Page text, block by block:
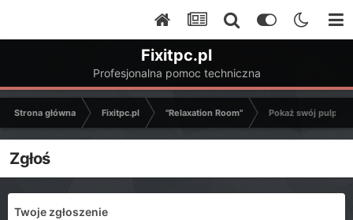
Fixitpc.pl
Profesjonalna pomoc techniczna
Strona główna Fixitpc.pl "Relaxation Room" Pokaż swój pulpit
Zgłoś
Twoje zgłoszenie